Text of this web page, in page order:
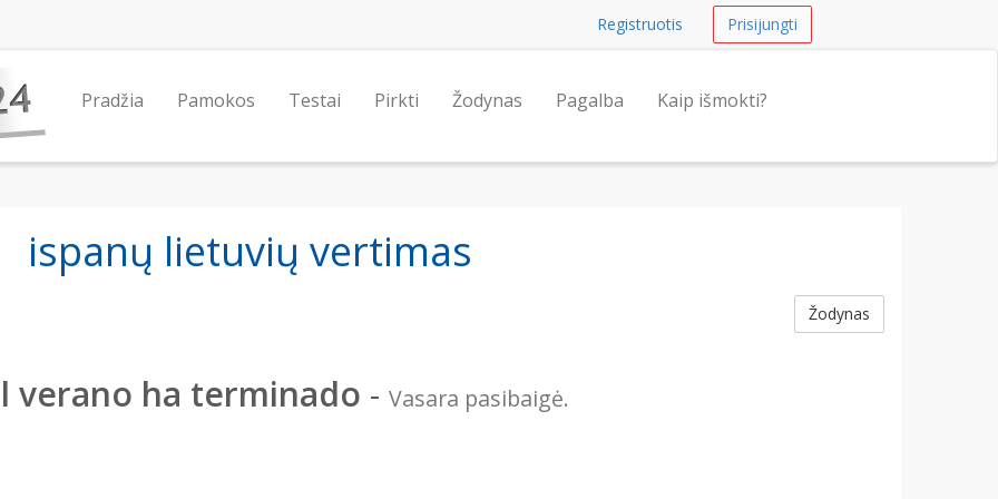
Registruotis Prisijungti
Pradžia Pamokos Testai Pirkti Žodynas Pagalba Kaip išmokti?
ispanų lietuvių vertimas
Žodynas
verano ha terminado - Vasara pasibaigė.